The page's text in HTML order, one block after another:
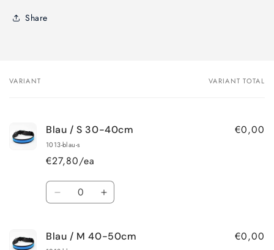
Share
Your
VARIANT VARIANT TOTAL
Blau / S 30-40cm
1013-blau-s
€27,80/ea
€0,00
Quantity
Decrease
Blau
Increase
Blau
Blau / M 40-50cm €0,00